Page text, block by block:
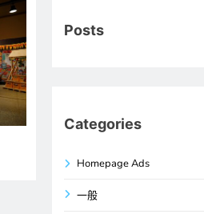
Posts
Categories
Homepage Ads
一般